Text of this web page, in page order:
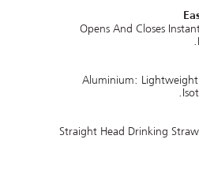
Opens And Closes
Aluminium:
Straight Head Drinking